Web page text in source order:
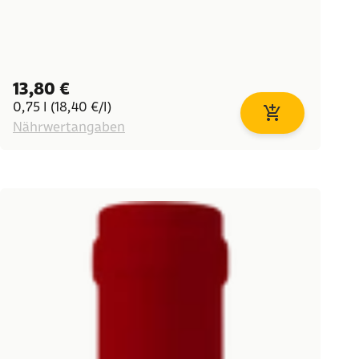
Angebot
13,80 €
0,75 l (18,40 €/l)
Nährwertangaben
In den Warenkorb